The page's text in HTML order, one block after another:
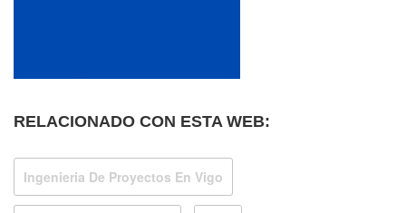
RELACIONADO CON ESTA WEB:
Ingenieria De Proyectos En Vigo